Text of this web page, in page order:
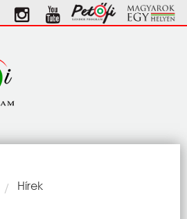
Current:
Hírek